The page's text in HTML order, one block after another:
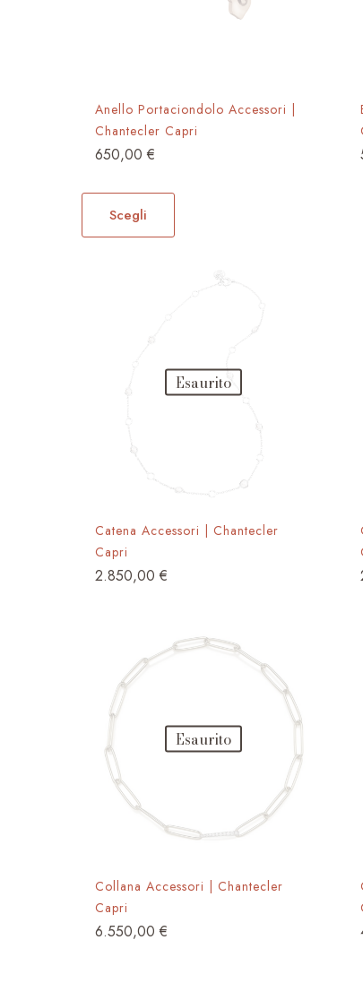
Anello Portaciondolo Accessori |
Chantecler Capri
650,00€
Scegli
Questo
ha
varianti.
scelte
Esaurito
Catena Accessori | Chantecler
Capri
2.850,00€
Esaurito
Collana Accessori | Chantecler
Capri
6.550,00€